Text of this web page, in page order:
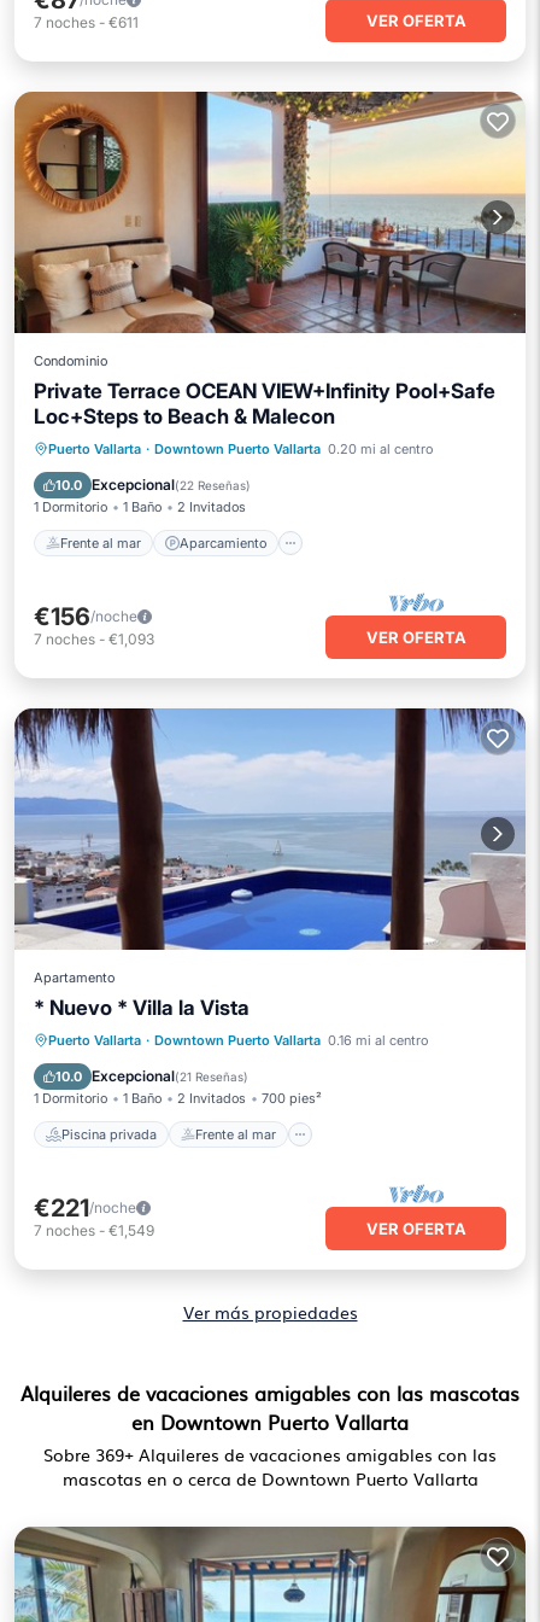
7 noches - €611 VER OFERTA
Condominio
Private Terrace OCEAN VIEW+Infinity Pool+Safe
Loc+Steps to Beach & Malecon
Puerto Vallarta · Downtown Puerto Vallarta 0.20 mi al centro
10.0 Excepcional(22 Reseñas)
1 Dormitorio 1 Baño 2 Invitados
Frente al mar Aparcamiento
Frente al mar Aparcamiento
Piscina
Vista al mar
€156/noche
7 noches - €1,093 VER OFERTA
Apartamento
* Nuevo * Villa la Vista
Puerto Vallarta · Downtown Puerto Vallarta 0.16 mi al centro
10.0 Excepcional(21 Reseñas)
1 Dormitorio 1 Baño 2 Invitados 700 pies²
Piscina privada Frente al mar
Piscina privada
Frente al mar
Aparcamiento
€221/noche
7 noches - €1,549 VER OFERTA
Ver más propiedades
Alquileres de vacaciones amigables con las mascotas
en Downtown Puerto Vallarta
Sobre 369+ Alquileres de vacaciones amigables con las
mascotas en o cerca de Downtown Puerto Vallarta